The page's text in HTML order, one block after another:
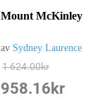
Mount McKinley
av Sydney Laurence
1 624.00kr
958.16 kr